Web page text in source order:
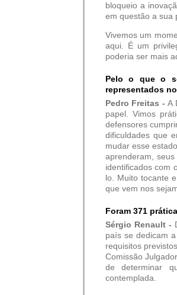
bloqueio a
em questão a sua
Vivemos um
aqui. É um
poderia ser mais
Pelo o que o
representados
Pedro Freitas - A
papel. Vimos
defensores
dificuldades que
mudar esse
aprenderam,
identificados com
lo. Muito tocante
que vem nos
Foram 371
Sérgio Renault -
país se dedicam
requisitos
Comissão
de determinar
contemplada.